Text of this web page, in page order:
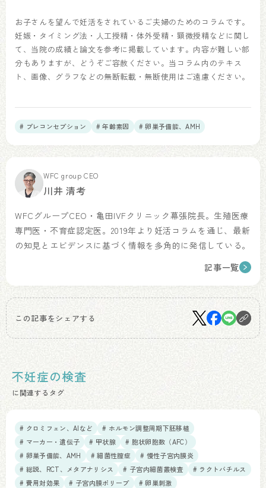
お子さんを望んで妊活をされているご夫婦のためのコラムです。
妊娠・タイミング法・人工授精・体外受精・顕微授精などに関し
て、当院の成績と論文を参考に掲載しています。内容が難しい部
分もありますが、どうぞご容赦ください。当コラム内のテキス
ト、画像、グラフなどの無断転載・無断使用はご遠慮ください。
# プレコンセプション # 年齢素因 # 卵巣予備能、AMH
WFC group CEO
川井 清考
WFCグループCEO・亀田IVFクリニック幕張院長。生殖医療
専門医・不育症認定医。2019年より妊活コラムを通じ、最新
の知見とエビデンスに基づく情報を多角的に発信している。
記事一覧
この記事をシェアする
不妊症の検査
に関連するタグ
# クロミフェン、AIなど
# ホルモン調整周期下胚移植
# マーカー・遺伝子
# 甲状腺
# 胞状卵胞数（AFC）
# 卵巣予備能、AMH
# 細菌性膣症
# 慢性子宮内膜炎
# 総説、RCT、メタアナリシス
# 子宮内細菌叢検査
# ラクトバチルス
# 費用対効果
# 子宮内膜ポリープ
# 卵巣刺激